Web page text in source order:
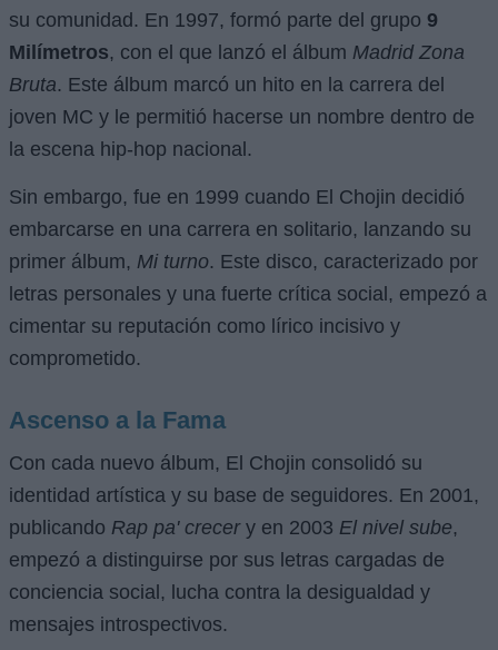
su comunidad. En 1997, formó parte del grupo 9
Milímetros, con el que lanzó el álbum Madrid Zona
Bruta. Este álbum marcó un hito en la carrera del
joven MC y le permitió hacerse un nombre dentro de
la escena hip-hop nacional.
Sin embargo, fue en 1999 cuando El Chojin decidió
embarcarse en una carrera en solitario, lanzando su
primer álbum, Mi turno. Este disco, caracterizado por
letras personales y una fuerte crítica social, empezó a
cimentar su reputación como lírico incisivo y
comprometido.
Ascenso a la Fama
Con cada nuevo álbum, El Chojin consolidó su
identidad artística y su base de seguidores. En 2001,
publicando Rap pa' crecery en 2003 El nivel sube,
empezó a distinguirse por sus letras cargadas de
conciencia social, lucha contra la desigualdad y
mensajes introspectivos.